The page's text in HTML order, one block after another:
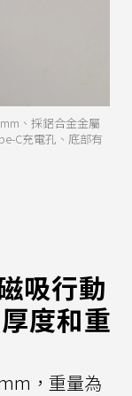
、採鋁合金金屬
C充電孔、底部有
吸行動
度和重
，重量為